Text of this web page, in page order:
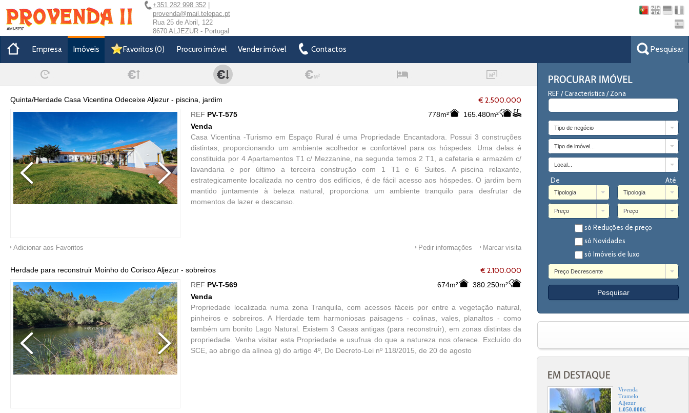
AMI-5797
+351 282 998 352
provenda@mail.telepac.pt
Rua 25 de Abril, 122
8670 ALJEZUR - Portugal
Empresa Imóveis Favoritos (0) Procuro imóvel Vender imóvel Contactos Pesquisar
REF / Característica / Zona
Tipo de negócio
Tipo de imóvel...
Local...
De Até
Tipologia Tipologia
Preço Preço
só Reduções de preço
só Novidades
só Imóveis de luxo
Preço Decrescente
Vivenda
Tramelo
Aljezur
1.050.000€
€ 2.500.000
Quinta/Herdade Casa Vicentina Odeceixe Aljezur - piscina, jardim
778m²
165.480m²
REF PV-T-575
Venda
Casa Vicentina -Turismo em Espaço Rural é uma Propriedade Encantadora. Possui 3 construções
distintas, proporcionando um ambiente acolhedor e confortável para os hóspedes. Uma delas é
constituida por 4 Apartamentos T1 c/ Mezzanine, na segunda temos 2 T1, a cafetaria e armazém c/
lavandaria e por último a terceira construção com 1 T1 e 6 Suites. A piscina relaxante,
estrategicamente localizada no centro dos edifícios, é de fácil acesso aos hóspedes. O jardim bem
mantido juntamente à beleza natural, proporciona um ambiente tranquilo para desfrutar de
momentos de lazer e descanso.
Adicionar aos Favoritos Marcar visita
Pedir informações
€ 2.100.000
Herdade para reconstruir Moinho do Corisco Aljezur - sobreiros
674m²
380.250m²
REF PV-T-569
Venda
Propriedade localizada numa zona Tranquila, com acessos fáceis por entre a vegetação natural,
pinheiros e sobreiros. A Herdade tem harmoniosas paisagens - colinas, vales, planaltos - como
também um bonito Lago Natural. Existem 3 Casas antigas (para reconstruir), em zonas distintas da
propriedade. Venha visitar esta Propriedade e usufrua do que a natureza nos oferece. Excluído do
SCE, ao abrigo da alínea g) do artigo 4º, Do Decreto-Lei nº 118/2015, de 20 de agosto